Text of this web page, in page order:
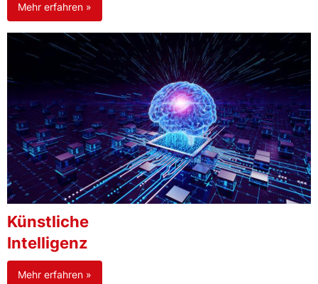
Mehr erfahren »
Künstliche
Intelligenz
Mehr erfahren »